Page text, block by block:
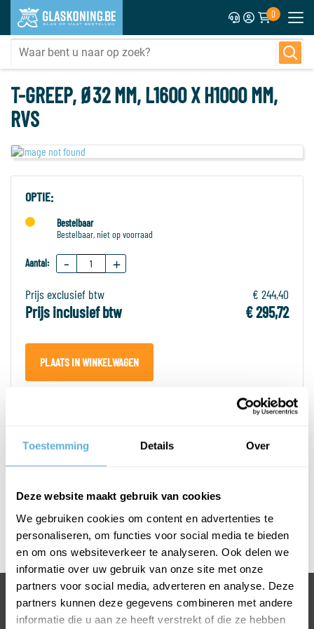
Toestemming Details Over
Deze website maakt gebruik van cookies
We gebruiken cookies om content en advertenties te
personaliseren, om functies voor social media te bieden
en om ons websiteverkeer te analyseren. Ook delen we
informatie over uw gebruik van onze site met onze
partners voor social media, adverteren en analyse. Deze
partners kunnen deze gegevens combineren met andere
informatie die u aan ze heeft verstrekt of die ze hebben
0
T-GREEP, Ø32 MM, L1600 X H1000 MM,
RVS
OPTIE:
Bestelbaar
Bestelbaar, niet op voorraad
Aantal: - +
Prijs exclusief btw € 244,40
Prijs inclusief btw € 295,72
PLAATS IN WINKELWAGEN
PRODUCTOMSCHRIJVING
Afmetingen T-greep
L1600 x H1000
BEL +31318763900